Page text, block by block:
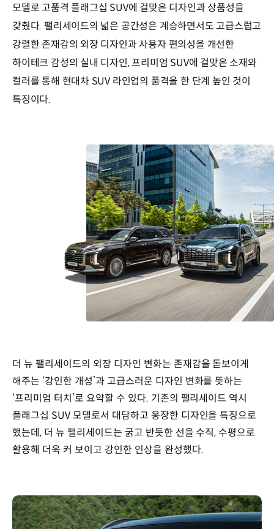
모델로 고품격 플래그십 SUV에 걸맞은 디자인과 상품성을
갖췄다. 팰리세이드의 넓은 공간성은 계승하면서도 고급스럽고
강렬한 존재감의 외장 디자인과 사용자 편의성을 개선한
하이테크 감성의 실내 디자인, 프리미엄 SUV에 걸맞은 소재와
컬러를 통해 현대차 SUV 라인업의 품격을 한 단계 높인 것이
특징이다.
더 뉴 팰리세이드의 외장 디자인 변화는 존재감을 돋보이게
해주는 ‘강인한 개성’과 고급스러운 디자인 변화를 뜻하는
‘프리미엄 터치’로 요약할 수 있다. 기존의 팰리세이드 역시
플래그십 SUV 모델로서 대담하고 웅장한 디자인을 특징으로
했는데, 더 뉴 팰리세이드는 굵고 반듯한 선을 수직, 수평으로
활용해 더욱 커 보이고 강인한 인상을 완성했다.